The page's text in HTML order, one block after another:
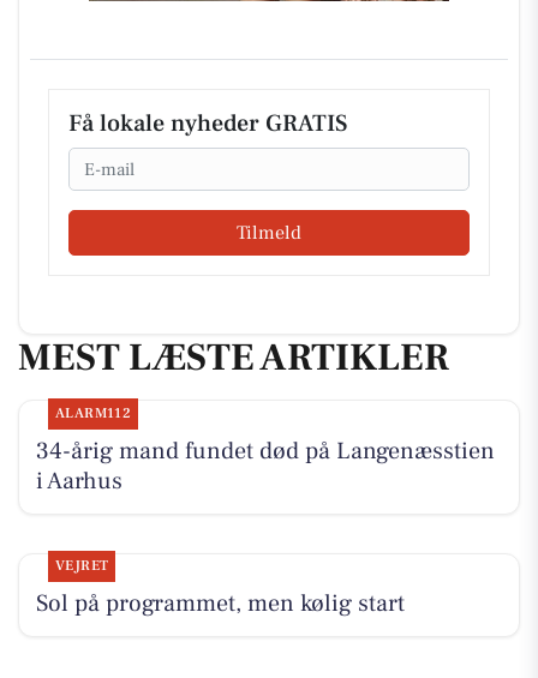
Få lokale nyheder GRATIS
Email
Tilmeld
MEST LÆSTE ARTIKLER
ALARM112
34-årig mand fundet død på Langenæsstien
i Aarhus
VEJRET
Sol på programmet, men kølig start